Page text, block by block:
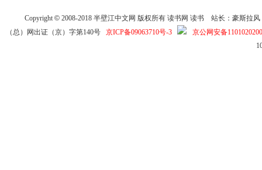
Copyright © 2008-2018半壁江中文网 版权所有读书网 读书
站长：豪斯拉风
（总）网出证（京）字第140号 京ICP备09063710号-3
京公网安备